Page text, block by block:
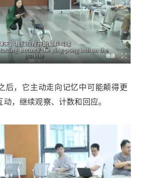
后，它主动走向记忆中可能颠得更
，继续观察、计数和回应。